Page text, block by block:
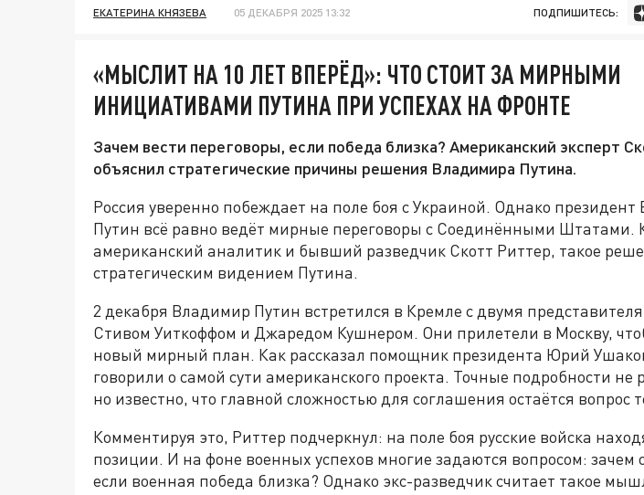
ЕКАТЕРИНА КНЯЗЕВА 05 ДЕКАБРЯ 2025 13:32 ПОДПИШИТЕСЬ:
«МЫСЛИТ НА 10 ЛЕТ ВПЕРЁД»: ЧТО СТОИТ ЗА МИРНЫМИ
ИНИЦИАТИВАМИ ПУТИНА ПРИ УСПЕХАХ НА ФРОНТЕ
Зачем вести переговоры, если победа близка? Американский эксперт
объяснил стратегические причины решения Владимира Путина.
Россия уверенно побеждает на поле боя с Украиной. Однако
Путин всё равно ведёт мирные переговоры с Соединёнными Штатами.
американский аналитик и бывший разведчик Скотт Риттер, такое
стратегическим видением Путина.
2 декабря Владимир Путин встретился в Кремле с двумя
Стивом Уиткоффом и Джаредом Кушнером. Они прилетели в Москву,
новый мирный план. Как рассказал помощник президента Юрий
говорили о самой сути американского проекта. Точные подробности не
но известно, что главной сложностью для соглашения остаётся вопрос
Комментируя это, Риттер подчеркнул: на поле боя русские войска
позиции. И на фоне военных успехов многие задаются вопросом: зачем
если военная победа близка? Однако экс-разведчик считает такое